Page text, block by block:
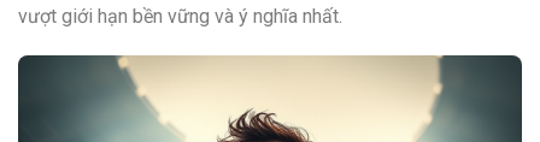
vượt giới hạn bền vững và ý nghĩa nhất.